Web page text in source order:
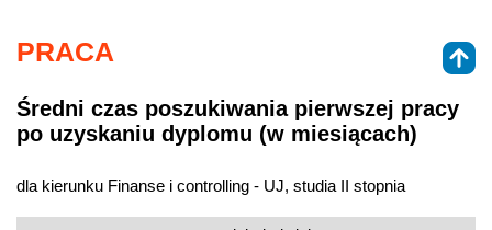
PRACA
Średni czas poszukiwania pierwszej pracy
po uzyskaniu dyplomu (w miesiącach)
dla kierunku Finanse i controlling - UJ, studia II stopnia